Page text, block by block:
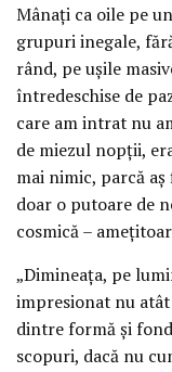
Mânați ca oile pe
grupuri inegale,
rând, pe ușile
întredeschise de
care am intrat nu
de miezul nopții,
mai nimic, parcă
doar o putoare de
cosmică –
„Dimineața, pe
impresionat nu
dintre formă și
scopuri, dacă nu